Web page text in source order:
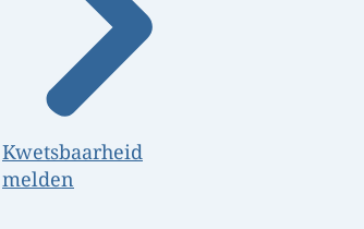
Kwetsbaarheid
melden